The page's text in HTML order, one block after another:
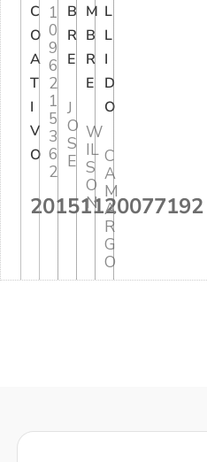
C
O
A
T
I
V
O
20151120077192
1
0
9
6
2
1
5
3
6
2
B
R
E
J
O
S
E
M
B
R
E
W
IL
S
O
N
L
L
I
D
O
C
A
M
A
R
G
O